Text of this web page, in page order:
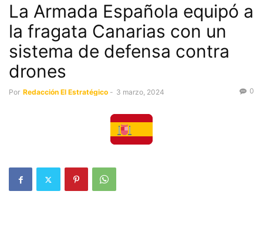
La Armada Española equipó a
la fragata Canarias con un
sistema de defensa contra
drones
Por Redacción El Estratégico - 3 marzo, 2024 0